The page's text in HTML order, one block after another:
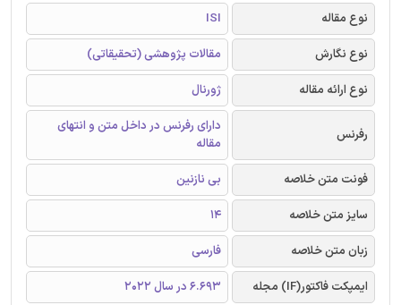
نوع مقاله
ISI
نوع نگارش
مقالات پژوهشی (تحقیقاتی)
نوع ارائه مقاله
ژورنال
رفرنس
دارای رفرنس در داخل متن و انتهای
مقاله
فونت متن خلاصه
بی نازنین
سایز متن خلاصه
14
زبان متن خلاصه
فارسی
ایمپکت فاکتور(IF) مجله
6.693 در سال 2022